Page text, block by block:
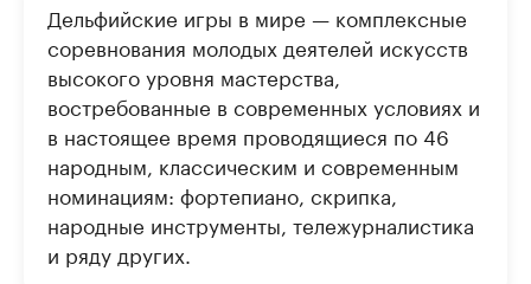
Дельфийские игры в мире — комплексные
соревнования молодых деятелей искусств
высокого уровня мастерства,
востребованные в современных условиях и
в настоящее время проводящиеся по 46
народным, классическим и современным
номинациям: фортепиано, скрипка,
народные инструменты, тележурналистика
и ряду других.